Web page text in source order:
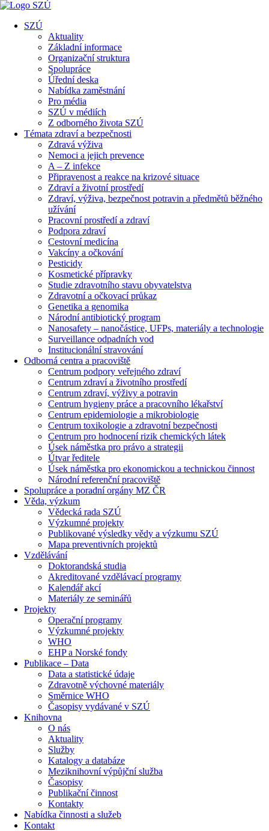
SZÚ
Aktuality
Základní informace
Organizační struktura
Spolupráce
Úřední deska
Nabídka zaměstnání
Pro média
SZÚ v médiích
Z odborného života SZÚ
Témata zdraví a bezpečnosti
Zdravá výživa
Nemoci a jejich prevence
A – Z infekce
Připravenost a reakce na krizové situace
Zdraví a životní prostředí
Zdraví, výživa, bezpečnost potravin a předmětů běžného
užívání
Pracovní prostředí a zdraví
Podpora zdraví
Cestovní medicína
Vakcíny a očkování
Pesticidy
Kosmetické přípravky
Studie zdravotního stavu obyvatelstva
Zdravotní a očkovací průkaz
Genetika a genomika
Národní antibiotický program
Nanosafety – nanočástice, UFPs, materiály a technologie
Surveillance odpadních vod
Institucionální stravování
Odborná centra a pracoviště
Centrum podpory veřejného zdraví
Centrum zdraví a životního prostředí
Centrum zdraví, výživy a potravin
Centrum hygieny práce a pracovního lékařství
Centrum epidemiologie a mikrobiologie
Centrum toxikologie a zdravotní bezpečnosti
Centrum pro hodnocení rizik chemických látek
Úsek náměstka pro právo a strategii
Útvar ředitele
Úsek náměstka pro ekonomickou a technickou činnost
Národní referenční pracoviště
Spolupráce a poradní orgány MZ ČR
Věda, výzkum
Vědecká rada SZÚ
Výzkumné projekty
Publikované výsledky vědy a výzkumu SZÚ
Mapa preventivních projektů
Vzdělávání
Doktorandská studia
Akreditované vzdělávací programy
Kalendář akcí
Materiály ze seminářů
Projekty
Operační programy
Výzkumné projekty
WHO
EHP a Norské fondy
Publikace – Data
Data a statistické údaje
Zdravotně výchovné materiály
Směrnice WHO
Časopisy vydávané v SZÚ
Knihovna
O nás
Aktuality
Služby
Katalogy a databáze
Meziknihovní výpůjční služba
Časopisy
Publikační činnost
Kontakty
Nabídka činnosti a služeb
Kontakt